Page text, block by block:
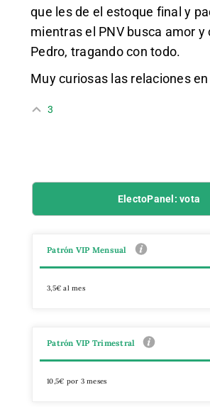
que les de el estoque final y
mientras el PNV busca amor y
Pedro, tragando con todo.
Muy curiosas las relaciones
3
ElectoPanel: vota
Patrón VIP Mensual
3,5€ al mes
Patrón VIP Trimestral
10,5€ por 3 meses